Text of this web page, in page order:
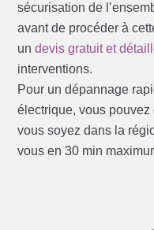
sécurisation de
avant de procéder à
undevis gratuit et
interventions.
Pour un dépannage
électrique, vous
vous soyez dans la
vous en 30 min